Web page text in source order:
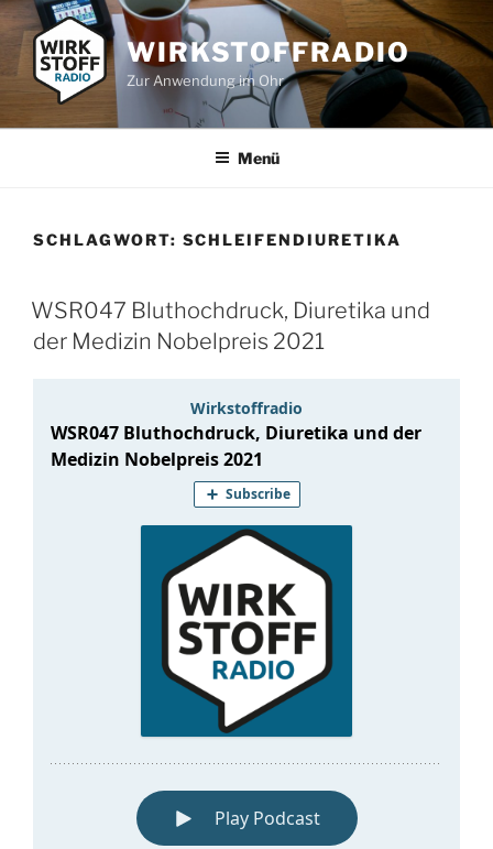
Zum
Inhalt
springen
WIRKSTOFFRADIO
Zur Anwendung im Ohr
Menü
SCHLAGWORT: SCHLEIFENDIURETIKA
WSR047 Bluthochdruck, Diuretika und
der Medizin Nobelpreis 2021